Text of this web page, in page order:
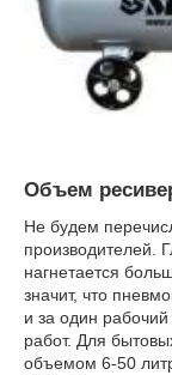
Объем
Не будем
производителей.
нагнетается
значит, что
и за один
работ. Для
объемом 6-50